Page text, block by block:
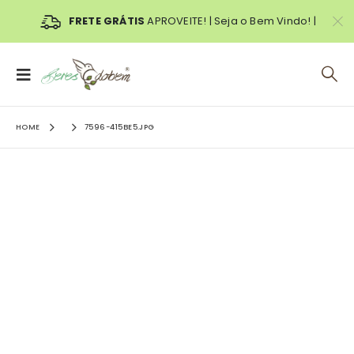
FRETE GRÁTIS APROVEITE! | Seja o Bem Vindo! |
HOME 7596-415BE5.JPG